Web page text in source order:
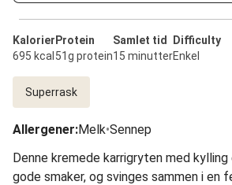
Kalorier
695 kcal
Protein
51g protein
Samlet tid
15 minutter
Difficulty
Enkel
Superrask
Allergener:Melk•Sennep
Denne kremede karrigryten med
gode smaker, og svinges sammen i en